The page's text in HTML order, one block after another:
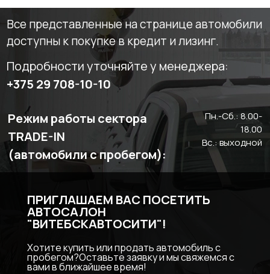
Все представленные на странице автомобили
доступны к покупке в кредит и лизинг.
Подробности уточняйте у менеджера:
+375 29 708-10-10
Режим работы сектора
TRADE-IN
(автомобили с пробегом):
Пн.-Сб.: 8.00-
18.00
Вс.: выходной
ПРИГЛАШАЕМ ВАС ПОСЕТИТЬ
АВТОСАЛОН
"ВИТЕБСКАВТОСИТИ"!
Хотите купить или продать автомобиль с
пробегом?Оставьте заявку и мы свяжемся с
вами в ближайшее время!